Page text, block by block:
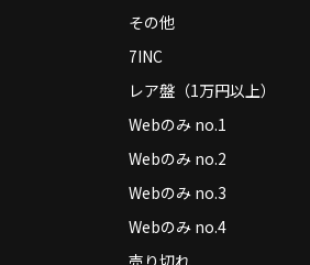
その他
7INC
レア盤（1万円以上）
Webのみ no.1
Webのみ no.2
Webのみ no.3
Webのみ no.4
売り切れ